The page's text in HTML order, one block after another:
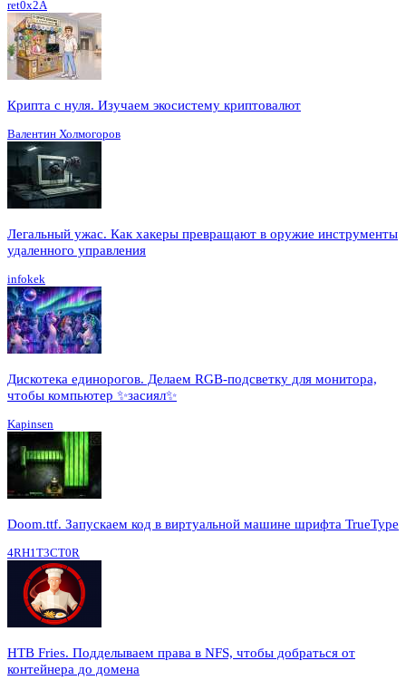
ret0x2A
Крипта с нуля. Изучаем экосистему криптовалют
Валентин Холмогоров
Легальный ужас. Как хакеры превращают в оружие инструменты
удаленного управления
infokek
Дискотека единорогов. Делаем RGB-подсветку для монитора,
чтобы компьютер ✨засиял✨
Kapinsen
Doom.ttf. Запускаем код в виртуальной машине шрифта TrueType
4RH1T3CT0R
HTB Fries. Подделываем права в NFS, чтобы добраться от
контейнера до домена